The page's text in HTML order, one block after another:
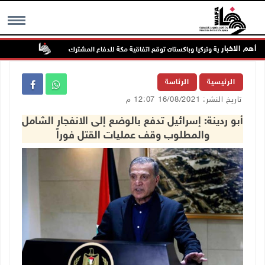
MENU أهم الاخبار
السعودية وتركيا وباكستان توقع اتفاقية مكة للدفاع المشترك
الرئيسية الرئاسة
تاريخ النشر: 16/08/2021 12:07 م
أبو ردينة: إسرائيل تدفع بالوضع إلى الانفجار الشامل
والمطلوب وقف عمليات القتل فوراً